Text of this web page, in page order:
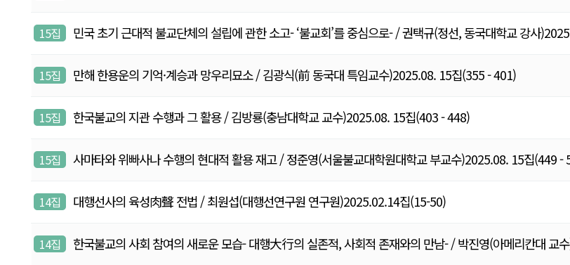
15집 민국 초기 근대적 불교단체의 설립에 관한 소고- ‘불교회’를 중심으로- / 권택규(정선, 동국대학교 강사
15집 만해 한용운의 기억·계승과 망우리묘소 / 김광식(前 동국대 특임교수)2025.08. 15집(355 - 401)
15집 한국불교의 지관 수행과 그 활용 / 김방룡(충남대학교 교수)2025.08. 15집(403 - 448)
15집 사마타와 위빠사나 수행의 현대적 활용 재고 / 정준영(서울불교대학원대학교 부교수)2025.08. 15집(449 -
14집 대행선사의 육성肉聲 전법 / 최원섭(대행선연구원 연구원)2025.02.14집(15-50)
14집 한국불교의 사회 참여의 새로운 모습- 대행大行의 실존적, 사회적 존재와의 만남- / 박진영(아메리칸대 교